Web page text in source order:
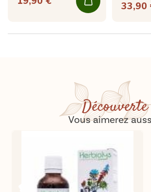
33,90
Découverte
Vous aimerez